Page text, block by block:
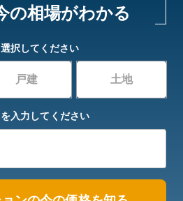
の相場がわかる
択してください
戸建 土地
入力してください